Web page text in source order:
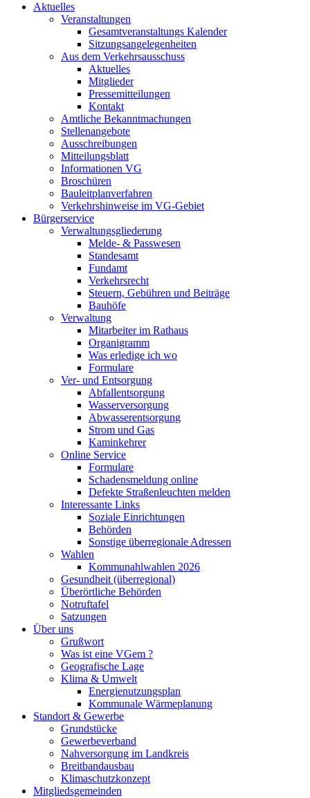
Aktuelles
Veranstaltungen
Gesamtveranstaltungs Kalender
Sitzungsangelegenheiten
Aus dem Verkehrsausschuss
Aktuelles
Mitglieder
Pressemitteilungen
Kontakt
Amtliche Bekanntmachungen
Stellenangebote
Ausschreibungen
Mitteilungsblatt
Informationen VG
Broschüren
Bauleitplanverfahren
Verkehrshinweise im VG-Gebiet
Bürgerservice
Verwaltungsgliederung
Melde- & Passwesen
Standesamt
Fundamt
Verkehrsrecht
Steuern, Gebühren und Beiträge
Bauhöfe
Verwaltung
Mitarbeiter im Rathaus
Organigramm
Was erledige ich wo
Formulare
Ver- und Entsorgung
Abfallentsorgung
Wasserversorgung
Abwasserentsorgung
Strom und Gas
Kaminkehrer
Online Service
Formulare
Schadensmeldung online
Defekte Straßenleuchten melden
Interessante Links
Soziale Einrichtungen
Behörden
Sonstige überregionale Adressen
Wahlen
Kommunahlwahlen 2026
Gesundheit (überregional)
Überörtliche Behörden
Notruftafel
Satzungen
Über uns
Grußwort
Was ist eine VGem ?
Geografische Lage
Klima & Umwelt
Energienutzungsplan
Kommunale Wärmeplanung
Standort & Gewerbe
Grundstücke
Gewerbeverband
Nahversorgung im Landkreis
Breitbandausbau
Klimaschutzkonzept
Mitgliedsgemeinden